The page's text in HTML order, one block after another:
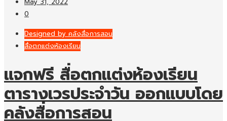
May 31, 2022
0
Designed by คลังสื่อการสอน
สื่อตกแต่งห้องเรียน
แจกฟรี สื่อตกแต่งห้องเรียน
ตารางเวรประจำวัน ออกแบบโดย
คลังสื่อการสอน